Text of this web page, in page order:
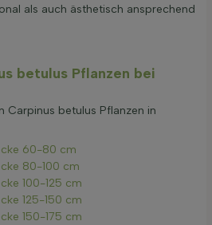
als auch ästhetisch ansprechend
betulus Pflanzen bei
Carpinus betulus Pflanzen in
60-80 cm
80-100 cm
100-125 cm
125-150 cm
150-175 cm